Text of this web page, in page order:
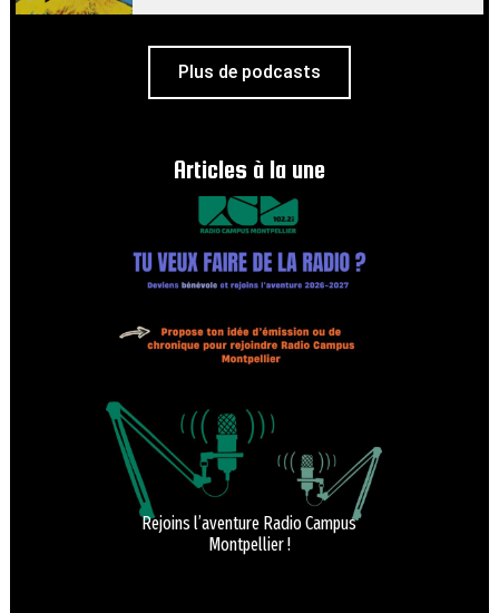
Plus de podcasts
Articles à la une
Rejoins l’aventure Radio Campus
Montpellier !